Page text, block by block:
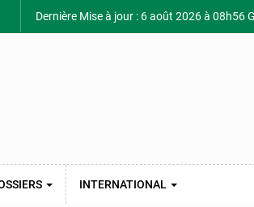
Dernière Mise à jour : 6 août 2026 à 08h56
INTERNATIONAL